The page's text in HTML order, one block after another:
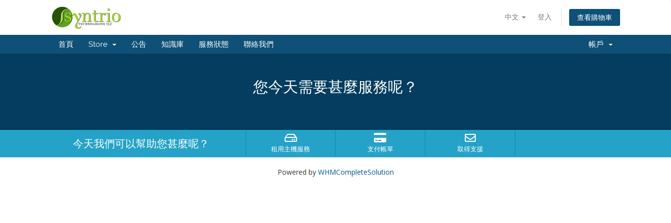
中文 登入 查看購物車
首頁 Store 公告 知識庫 服務狀態 聯絡我們 帳戶
您今天需要甚麼服務呢？
今天我們可以幫助您甚麼呢？ 租用主機服務 支付帳單 取得支援
Powered by WHMCompleteSolution